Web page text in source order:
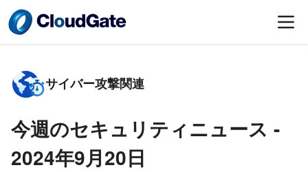
サイバー攻撃関連
今週のセキュリティニュース -
2024年9月20日